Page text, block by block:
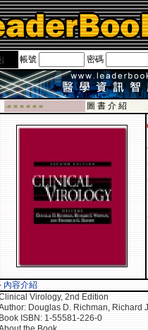
旅遊卡！！
帳號 密碼
-■ ■ ■ ■ ■ ■ 圖 書 介 紹
內容介紹
Virology, 2nd Edition
Douglas D. Richman, Richard
Book ISBN: 1-55581-226-0